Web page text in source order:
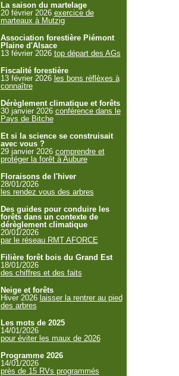
La saison du martelage
20 février 2026 exercice de
marteaux à Mutzig
Association forestière Piémont
Plaine d'Alsace
13 février 2026 top départ des AGs
Fiscalité forestière
13 février 2026 les bons réflèxes à
connaître
Dérèglement climatique et forêts
30 janvier 2026 conférence dans le
Pays de Bitche
Et si la science se construisait
avec vous ?
29 janvier 2026 comprendre et
protéger la forêt à Aubure
Floraisons de l'hiver
28/01/2026
les rendez vous des arbres
Des guides pour conduire les
forêts dans un contexte de
dérèglement climatique
20/01/2026
par le réseau RMT AFORCE
Filière forêt bois du Grand Est
18/01/2026
des chiffres et des faits
Neige et forêts
Hiver 2026 laisser la rentrer au pied
des arbres
Les mots de 2025
14/01/2026
pour éviter les maux de 2026
Programme 2026
14/01/2026
près de 15 RVs programmés